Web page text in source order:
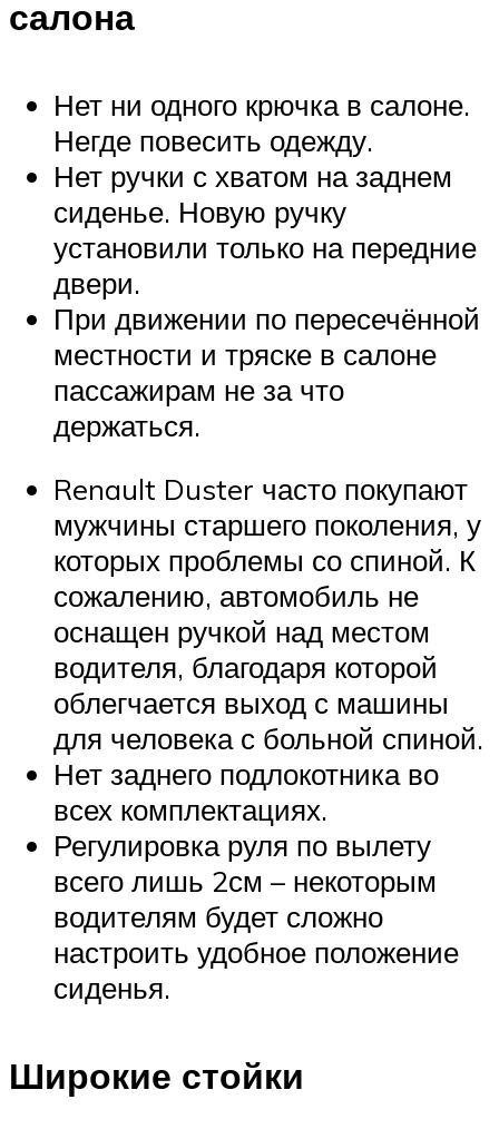
салона
Нет ни одного крючка в салоне.
Негде повесить одежду.
Нет ручки с хватом на заднем
сиденье. Новую ручку
установили только на передние
двери.
При движении по пересечённой
местности и тряске в салоне
пассажирам не за что
держаться.
Renault Duster часто покупают
мужчины старшего поколения, у
которых проблемы со спиной. К
сожалению, автомобиль не
оснащен ручкой над местом
водителя, благодаря которой
облегчается выход с машины
для человека с больной спиной.
Нет заднего подлокотника во
всех комплектациях.
Регулировка руля по вылету
всего лишь 2см – некоторым
водителям будет сложно
настроить удобное положение
сиденья.
Широкие стойки